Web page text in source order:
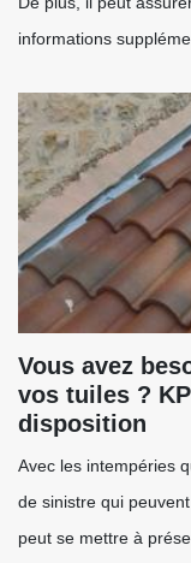
informations
Vous avez
vos tuiles ?
disposition
Avec les intempéries
de sinistre qui
peut se mettre à